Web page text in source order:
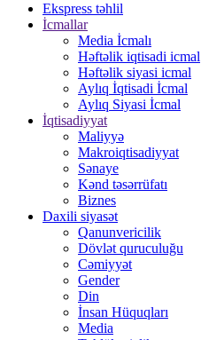
Ekspress təhlil
İcmallar
Media İcmalı
Həftəlik iqtisadi icmal
Həftəlik siyasi icmal
Aylıq İqtisadi İcmal
Aylıq Siyasi İcmal
İqtisadiyyat
Maliyyə
Makroiqtisadiyyat
Sənaye
Kənd təsərrüfatı
Biznes
Daxili siyasət
Qanunvericilik
Dövlət quruculuğu
Cəmiyyət
Gender
Din
İnsan Hüquqları
Media